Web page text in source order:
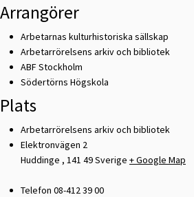
Arrangörer
Arbetarnas kulturhistoriska sällskap
Arbetarrörelsens arkiv och bibliotek
ABF Stockholm
Södertörns Högskola
Plats
Arbetarrörelsens arkiv och bibliotek
Elektronvägen 2
Huddinge , 141 49Sverige + Google Map
Telefon 08-412 39 00